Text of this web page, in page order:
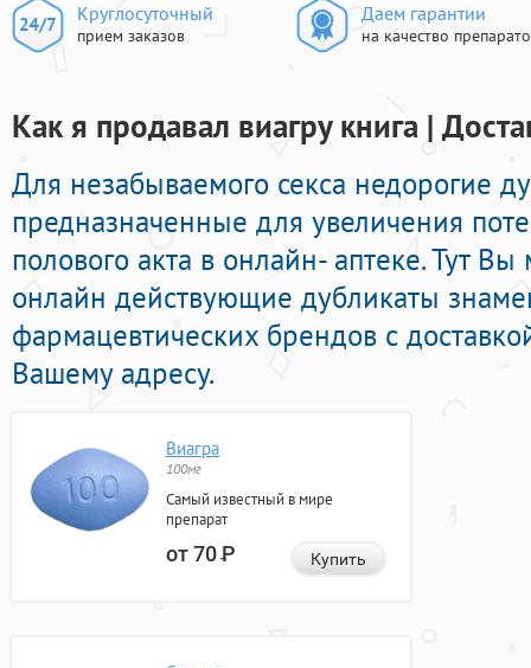
Круглосуточный
прием заказов
Даем гарантии
на качество
Как я продавал виагру книга |
Для незабываемого секса недорогие
предназначенные для увеличения
полового акта в онлайн- аптеке. Тут
онлайн действующие дубликаты
фармацевтических брендов с
Вашему адресу.
Виагра
100мг
Самый известный в мире
препарат
от 70Р Купить